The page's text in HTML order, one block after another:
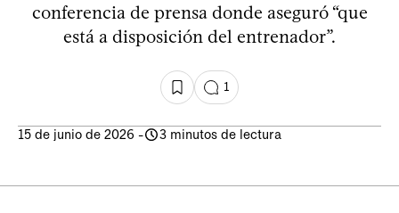
conferencia de prensa donde aseguró “que
está a disposición del entrenador”.
1
15 de junio de 2026 - 3 minutos de lectura